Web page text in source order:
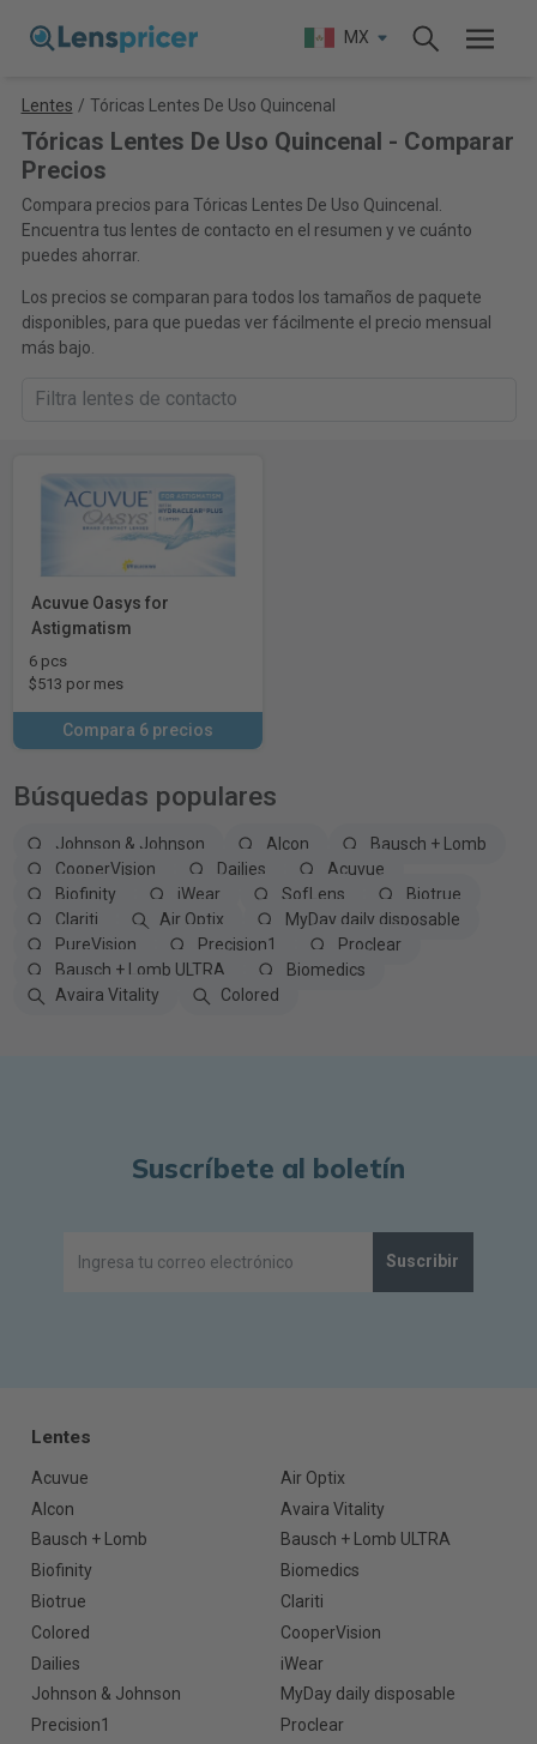
MX
Lentes / Tóricas Lentes De Uso Quincenal
Tóricas Lentes De Uso Quincenal - Comparar
Precios
Compara precios para Tóricas Lentes De Uso Quincenal.
Encuentra tus lentes de contacto en el resumen y ve cuánto
puedes ahorrar.
Los precios se comparan para todos los tamaños de paquete
disponibles, para que puedas ver fácilmente el precio mensual
más bajo.
Acuvue Oasys for
Astigmatism
6 pcs
$513 por mes
Compara 6 precios
Búsquedas populares
Johnson & Johnson Alcon
Bausch + Lomb
CooperVision
Dailies
Acuvue
Biofinity
iWear SofLens
Biotrue
Clariti
Air Optix
MyDay daily disposable
PureVision
Precision1
Proclear
Bausch + Lomb ULTRA
Biomedics
Avaira Vitality
Colored
Suscríbete al boletín
Suscribir
Lentes
Acuvue
Air Optix
Alcon
Avaira Vitality
Bausch + Lomb
Bausch + Lomb ULTRA
Biofinity
Biomedics
Biotrue
Clariti
Colored
CooperVision
Dailies
iWear
Johnson & Johnson
MyDay daily disposable
Precision1
Proclear